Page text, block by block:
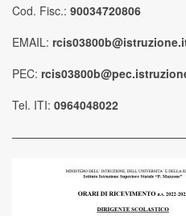
Cod. Fisc.: 90034720806
EMAIL:
PEC:
Tel. ITI: 0964048022